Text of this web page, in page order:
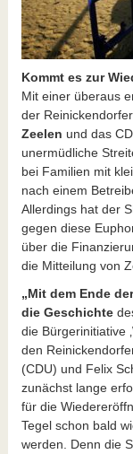
Kommt es zur
Mit einer überaus
der
Zeelen und das
unermüdliche
bei Familien mit
nach einem
Allerdings hat der
gegen diese
über die
die Mitteilung von
„Mit dem Ende
die Geschichte
die Bürgerinitiative
den
(CDU) und Felix
zunächst lange
für die
Tegel schon bald
werden. Denn die